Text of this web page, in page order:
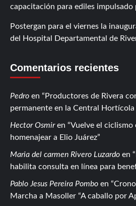
capacitación para ediles impulsado
Postergan para el viernes la
del Hospital Departamental de
Comentarios recientes
Pedro en
Productores de Rivera
permanente en la Central
Hector Osmiren
Vuelve el ciclismo
homenajear a Elio Juárez
Maria del carmen Rivero Luzardo en
habilita consulta en línea para
Pablo Jesus Pereira Pombo en
Marcha a Masoller “A caballo por